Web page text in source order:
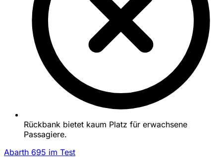
Rückbank bietet kaum Platz für erwachsene
Passagiere.
Abarth 695 im Test